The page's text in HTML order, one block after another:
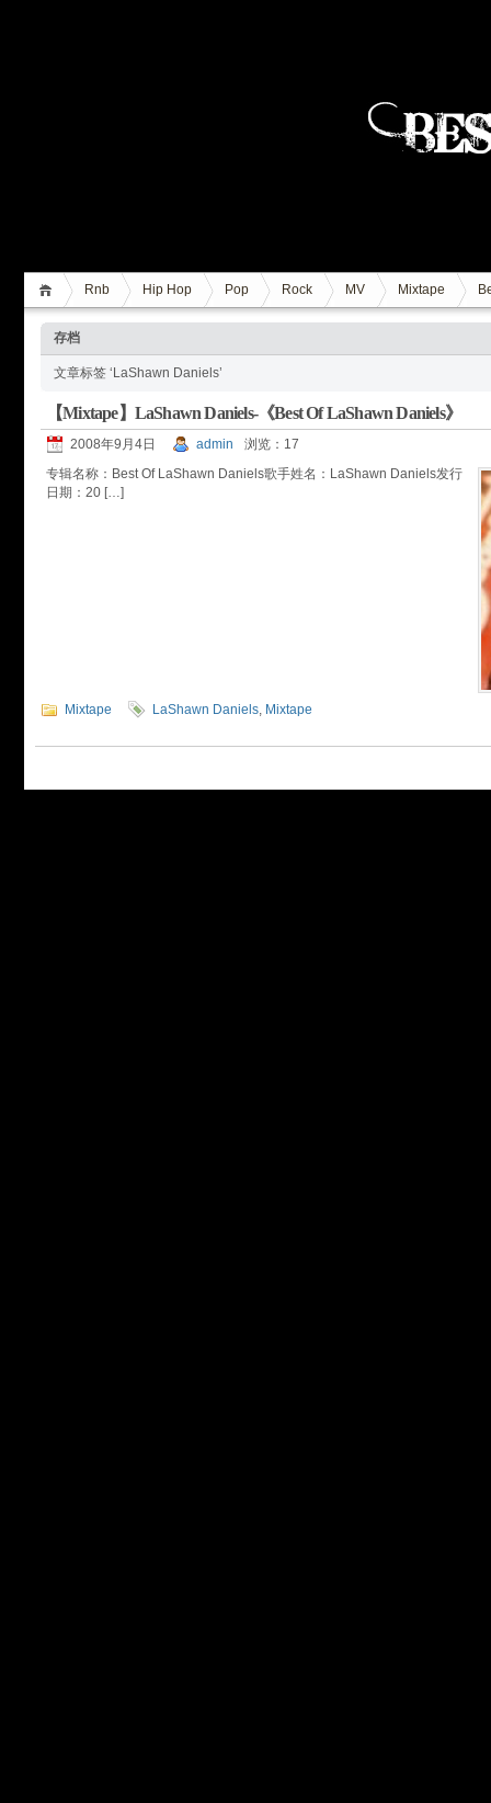
Rnb Hip Hop Pop Rock MV Mixtape
存档
文章标签 ‘LaShawn Daniels’
【Mixtape】LaShawn Daniels-《Best Of LaShawn Daniels》
2008年9月4日 admin
浏览：17
专辑名称：Best Of LaShawn Daniels歌手姓名：LaShawn Daniels发行
日期：20 […]
Mixtape LaShawn Daniels, Mixtape